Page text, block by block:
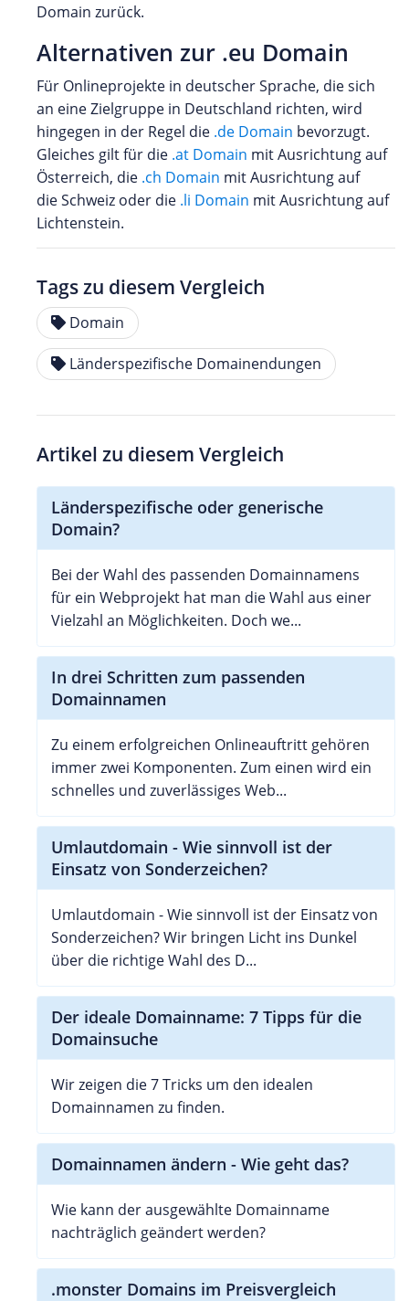
Domain zurück.
Alternativen zur .eu Domain
Für Onlineprojekte in deutscher Sprache, die sich
an eine Zielgruppe in Deutschland richten, wird
hingegen in der Regel die .de Domain bevorzugt.
Gleiches gilt für die .at Domain mit Ausrichtung auf
Österreich, die .ch Domain mit Ausrichtung auf
die Schweiz oder die .li Domain mit Ausrichtung auf
Lichtenstein.
Tags zu diesem Vergleich
Domain
Länderspezifische Domainendungen
Artikel zu diesem Vergleich
Länderspezifische oder generische
Domain?
Bei der Wahl des passenden Domainnamens
für ein Webprojekt hat man die Wahl aus einer
Vielzahl an Möglichkeiten. Doch we...
In drei Schritten zum passenden
Domainnamen
Zu einem erfolgreichen Onlineauftritt gehören
immer zwei Komponenten. Zum einen wird ein
schnelles und zuverlässiges Web...
Umlautdomain - Wie sinnvoll ist der
Einsatz von Sonderzeichen?
Umlautdomain - Wie sinnvoll ist der Einsatz von
Sonderzeichen? Wir bringen Licht ins Dunkel
über die richtige Wahl des D...
Der ideale Domainname: 7 Tipps für die
Domainsuche
Wir zeigen die 7 Tricks um den idealen
Domainnamen zu finden.
Domainnamen ändern - Wie geht das?
Wie kann der ausgewählte Domainname
nachträglich geändert werden?
.monster Domains im Preisvergleich